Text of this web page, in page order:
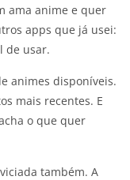
ama anime e quer
apps que já usei:
de usar.
animes disponíveis.
mais recentes. E
o que quer
também. A